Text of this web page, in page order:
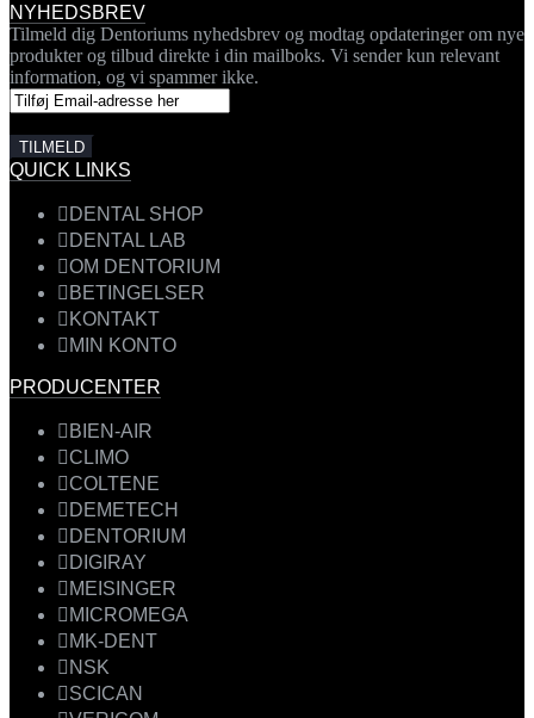
NYHEDSBREV
Tilmeld dig Dentoriums nyhedsbrev og modtag opdateringer om nye
produkter og tilbud direkte i din mailboks. Vi sender kun relevant
information, og vi spammer ikke.
QUICK LINKS
DENTAL SHOP
DENTAL LAB
OM DENTORIUM
BETINGELSER
KONTAKT
MIN KONTO
PRODUCENTER
BIEN-AIR
CLIMO
COLTENE
DEMETECH
DENTORIUM
DIGIRAY
MEISINGER
MICROMEGA
MK-DENT
NSK
SCICAN